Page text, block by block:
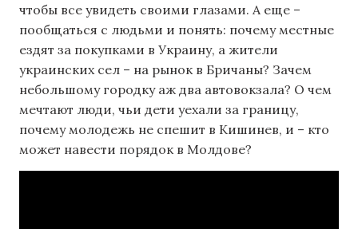
чтобы все увидеть своими глазами. А еще –
пообщаться с людьми и понять: почему местные
ездят за покупками в Украину, а жители
украинских сел – на рынок в Бричаны? Зачем
небольшому городку аж два автовокзала? О чем
мечтают люди, чьи дети уехали за границу,
почему молодежь не спешит в Кишинев, и – кто
может навести порядок в Молдове?